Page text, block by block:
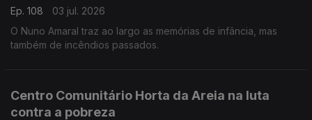
Ep. 108
03 jul. 2026
O Nuno Amaral traz ao largo as memórias de infância, mas
também de incêndios passados.
Centro Comunitário Horta da Areia na luta
contra a pobreza